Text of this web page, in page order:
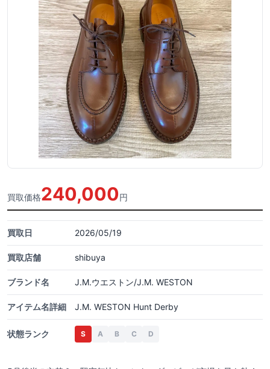
買取価格240,000円
買取日 2026/05/19
買取店舗 shibuya
ブランド名 J.M.ウエストン/J.M. WESTON
アイテム名詳細 J.M. WESTON Hunt Derby
状態ランク S A B C D